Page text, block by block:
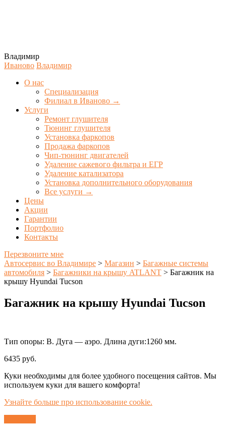
Владимир
Иваново Владимир
О нас
Специализация
Филиал в Иваново →
Услуги
Ремонт глушителя
Тюнинг глушителя
Установка фаркопов
Продажа фаркопов
Чип-тюнинг двигателей
Удаление сажевого фильтра и ЕГР
Удаление катализатора
Установка дополнительного оборудования
Все услуги →
Цены
Акции
Гарантии
Портфолио
Контакты
Перезвоните мне
Автосервис во Владимире > Магазин > Багажные системы
автомобиля > Багажники на крышу ATLANT > Багажник на
крышу Hyundai Tucson
Багажник на крышу Hyundai Tucson
Тип опоры: В. Дуга — аэро. Длина дуги:1260 мм.
6435 руб.
Куки необходимы для более удобного посещения сайтов. Мы
используем куки для вашего комфорта!
Узнайте больше про использование cookie.